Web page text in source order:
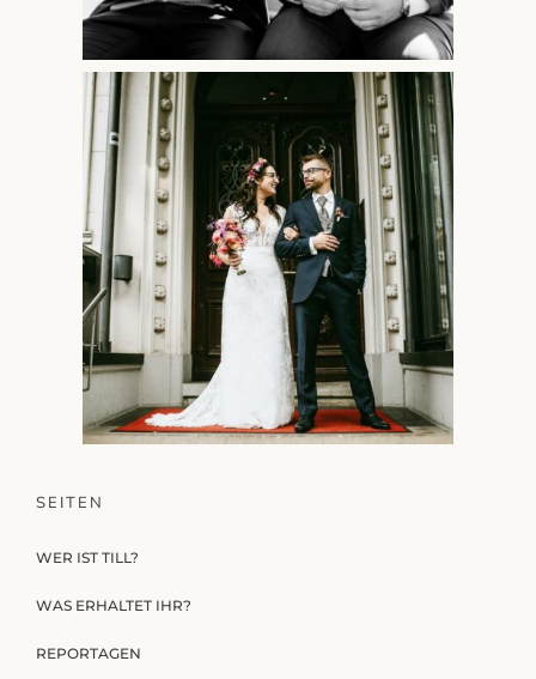
SEITEN
WER IST TILL?
WAS ERHALTET IHR?
REPORTAGEN